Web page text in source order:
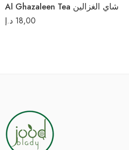
Al Ghazaleen Tea شاي الغزالين
18,00 د.إ